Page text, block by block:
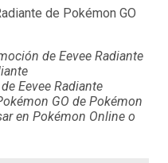
de Pokémon GO
de Eevee Radiante
Eevee Radiante
GO de Pokémon
en Pokémon Online o